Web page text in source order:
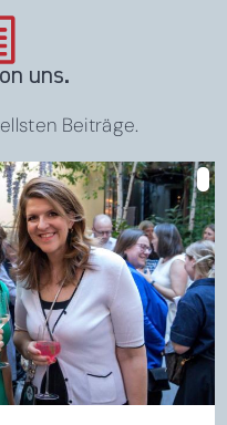
uns.
Beiträge.